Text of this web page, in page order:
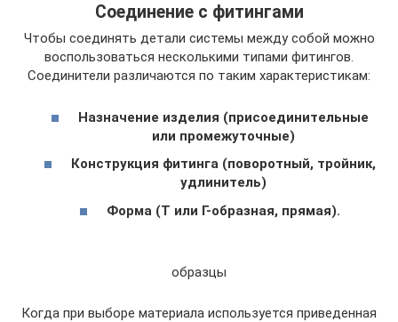
Соединение с фитингами
Чтобы соединять детали системы между собой можно
воспользоваться несколькими типами фитингов.
Соединители различаются по таким характеристикам:
Назначение изделия (присоединительные
или промежуточные)
Конструкция фитинга (поворотный, тройник,
удлинитель)
Форма (Т или Г-образная, прямая).
образцы
Когда при выборе материала используется приведенная